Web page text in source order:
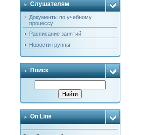
Слушателям
Документы по учебному
процессу
Расписание занятий
Новости группы
Поиск
On Line